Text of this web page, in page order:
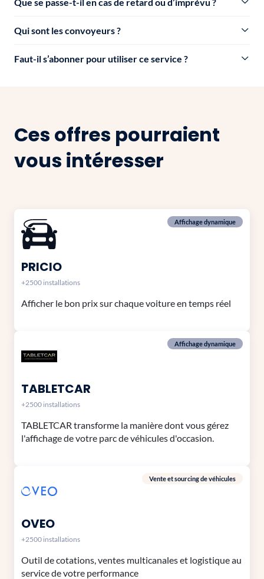
Qui sont les convoyeurs ?
Faut-il s’abonner pour utiliser ce service ?
Ces offres pourraient
vous intéresser
Affichage dynamique
PRICIO
+2500 installations
Afficher le bon prix sur chaque voiture en temps réel
Affichage dynamique
TABLETCAR
+2500 installations
TABLETCAR transforme la manière dont vous gérez
l'affichage de votre parc de véhicules d'occasion.
Vente et sourcing de véhicules
OVEO
+2500 installations
Outil de cotations, ventes multicanales et logistique au
service de votre performance